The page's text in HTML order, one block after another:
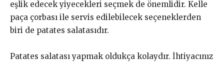
eşlik edecek yiyecekleri seçmek de önemlidir. Kelle
paça çorbası ile servis edilebilecek seçeneklerden
biri de patates salatasıdır.
Patates salatası yapmak oldukça kolaydır. İhtiyacınız